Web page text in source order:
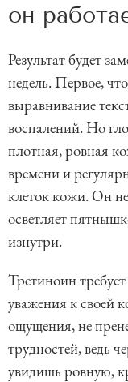
он
Результат будет
недель. Первое,
выравнивание
воспалений. Но
плотная, ровная
времени и
клеток кожи. Он
осветляет
изнутри.
Третиноин
уважения к своей
ощущения, не
трудностей, ведь
увидишь ровную,